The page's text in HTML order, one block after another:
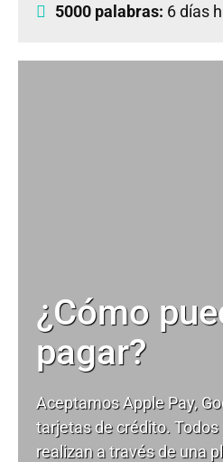
5000 palabras: 6 días
¿Cómo
pagar?
Aceptamos Apple Pay,
tarjetas de crédito. Todos
realizan a través de una